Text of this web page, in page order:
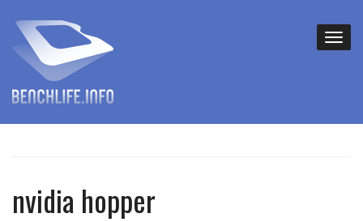
nvidia hopper